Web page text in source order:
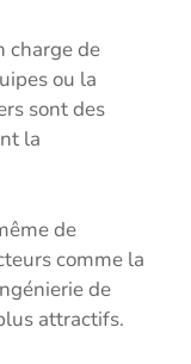
charge de
ou la
sont des
la
de
comme la
de
attractifs.